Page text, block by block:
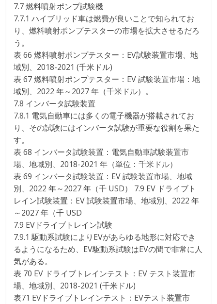
7.7 燃料噴射ポンプ試験機
7.7.1 ハイブリッド車は燃費が良いことで知られてお
り、燃料噴射ポンプテスターの市場を拡大させるだろ
う。
表 66 燃料噴射ポンプテスター：EV試験装置市場、地
域別、2018-2021 (千米ドル)
表 67 燃料噴射ポンプテスター：EV 試験装置市場：地
域別、2022 年～2027 年（千米ドル）。
7.8 インバータ試験装置
7.8.1 電気自動車には多くの電子機器が搭載されてお
り、その試験にはインバータ試験が重要な役割を果た
す。
表 68 インバータ試験装置：電気自動車試験装置市
場、地域別、2018-2021 年（単位：千米ドル）
表 69 インバータ試験装置：EV 試験装置市場、地域
別、2022 年～2027 年（千 USD） 7.9 EV ドライブト
レイン試験装置：EV 試験装置市場、地域別、2022 年
～2027 年（千 USD
7.9 EVドライブトレイン試験
7.9.1 駆動系試験によりEVがあらゆる地形に対応でき
るようになるため、EV駆動系試験はEVの間で非常に人
気がある。
表 70 EV ドライブトレインテスト：EV テスト装置市
場、地域別、2018-2021 (千米ドル)
表71 EVドライブトレインテスト：EVテスト装置市